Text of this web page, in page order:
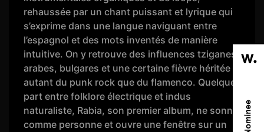
rehaussée par un chant puissant et lyrique qui
s’exprime dans une langue naviguant entre
l’espagnol et des mots inventés de manière
intuitive. On y retrouve des influences tziganes,
arabes, bulgares et une certaine fièvre héritée
autant du punk rock que du flamenco. Quelque
part entre folklore électrique et indus
naturaliste, Rabia, son premier album, ne sonne
comme personne et ouvre une fenêtre sur un